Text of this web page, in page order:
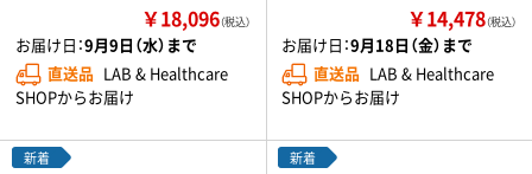
￥18,096（税込）
お届け日：9月9日（水）まで
直送品 LAB & Healthcare
SHOPからお届け
￥14,478（税込）
お届け日：9月18日（金）まで
直送品 LAB & Healthcare
SHOPからお届け
新着 新着